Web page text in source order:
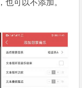
也可以不添加。